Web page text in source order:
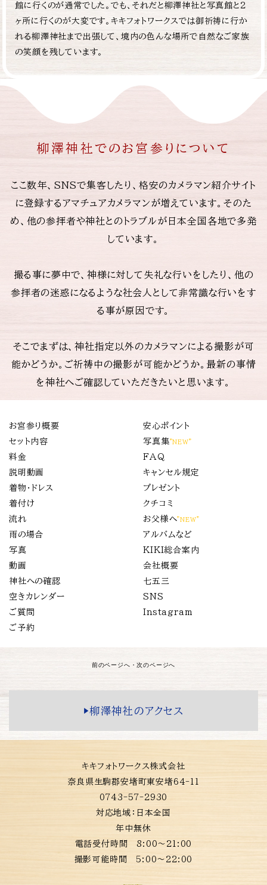
館に行くのが通常でした。でも、それだと柳澤神社と写真館と2
ヶ所に行くのが大変です。キキフォトワークスでは御祈祷に行か
れる柳澤神社まで出張して、境内の色んな場所で自然なご家族
の笑顔を残しています。
柳澤神社でのお宮参りについて
ここ数年、SNSで集客したり、格安のカメラマン紹介サイト
に登録するアマチュアカメラマンが増えています。そのた
め、他の参拝者や神社とのトラブルが日本全国各地で多発
しています。
撮る事に夢中で、神様に対して失礼な行いをしたり、他の
参拝者の迷惑になるような社会人として非常識な行いをす
る事が原因です。
そこでまずは、神社指定以外のカメラマンによる撮影が可
能かどうか。ご祈祷中の撮影が可能かどうか。最新の事情
を神社へご確認していただきたいと思います。
お宮参り概要
セット内容
料金
説明動画
着物・ドレス
着付け
流れ
雨の場合
写真
動画
神社への確認
空きカレンダー
ご質問
ご予約
安心ポイント
写真集”NEW”
FAQ
キャンセル規定
プレゼント
クチコミ
お父様へ”NEW”
アルバムなど
KIKI総合案内
会社概要
七五三
SNS
Instagram
前のページへ ・次のページへ
▶️柳澤神社のアクセス
キキフォトワークス株式会社
奈良県生駒郡安堵町東安堵64-11
0743-57-2930
対応地域： 日本全国
年中無休
電話受付時間 8:00〜21:00
撮影可能時間 5:00〜22:00